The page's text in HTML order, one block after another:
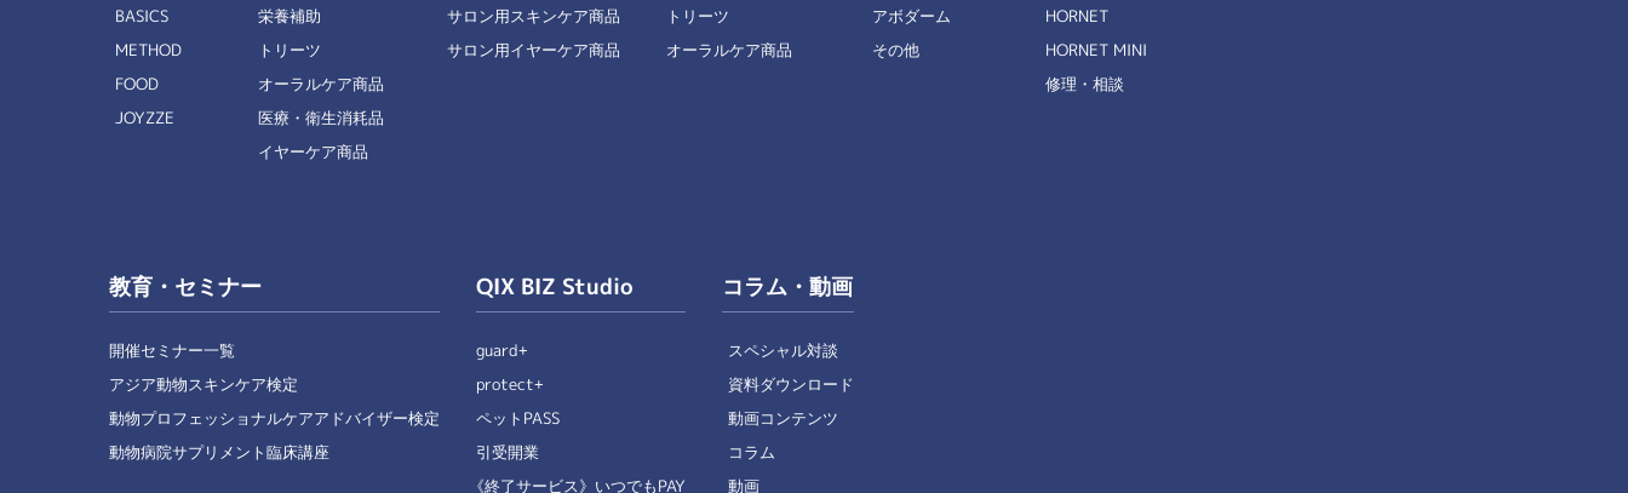
BASICS
METHOD
FOOD
JOYZZE
栄養補助
トリーツ
オーラルケア商品
医療・衛生消耗品
イヤーケア商品
サロン用スキンケア商品
サロン用イヤーケア商品
トリーツ
オーラルケア商品
アボダーム
その他
HORNET
HORNET MINI
修理・相談
教育・セミナー
開催セミナー一覧
アジア動物スキンケア検定
動物プロフェッショナルケアアドバイザー検定
動物病院サプリメント臨床講座
QIX BIZ Studio
guard+
protect+
ペットPASS
引受開業
《終了サービス》いつでもPAY
コラム・動画
スペシャル対談
資料ダウンロード
動画コンテンツ
コラム
動画